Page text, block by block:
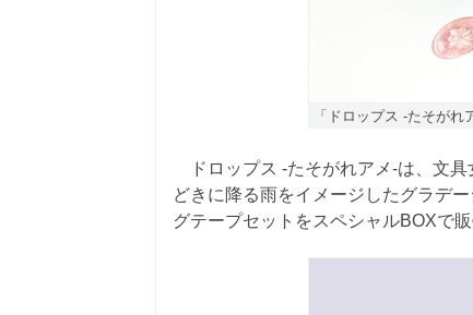
「ドロップス -たそがれ
ドロップス -たそがれアメ-は、文具
どきに降る雨をイメージしたグラデ
グテープセットをスペシャルBOXで販